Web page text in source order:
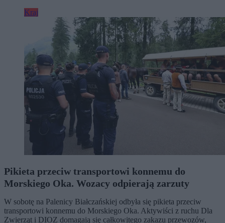
Kraj
Pikieta przeciw transportowi konnemu do
Morskiego Oka. Wozacy odpierają zarzuty
W sobotę na Palenicy Białczańskiej odbyła się pikieta przeciw
transportowi konnemu do Morskiego Oka. Aktywiści z ruchu Dla
Zwierząt i DIOZ domagają się całkowitego zakazu przewozów,